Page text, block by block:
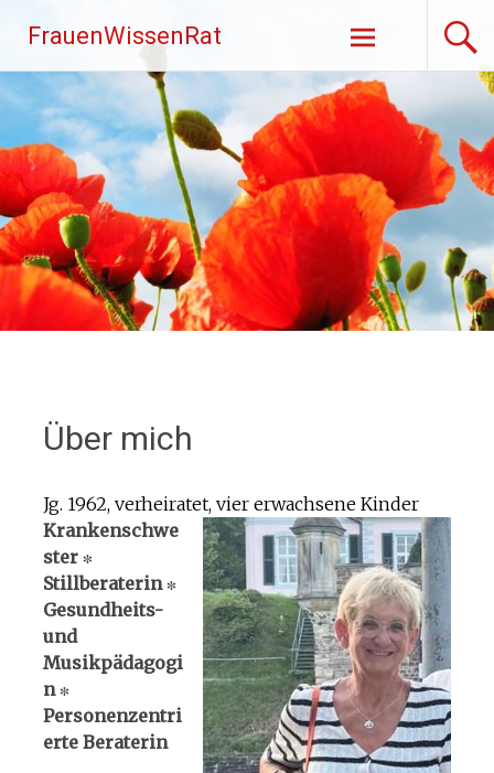
FrauenWissenRat
Skip
to
content
Über mich
Jg. 1962, verheiratet, vier erwachsene Kinder
Krankenschwe
ster ∗
Stillberaterin ∗
Gesundheits-
und
Musikpädagogi
n ∗
Personenzentri
erte Beraterin